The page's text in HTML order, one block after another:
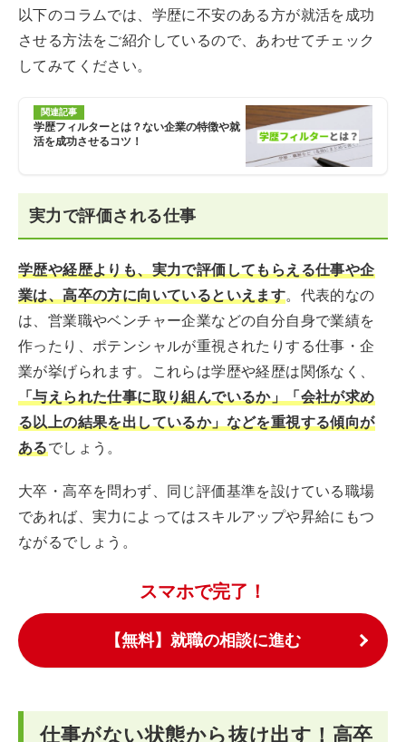
以下のコラムでは、学歴に不安のある方が就活を成功
させる方法をご紹介しているので、あわせてチェック
してみてください。
関連記事
学歴フィルターとは？ない企業の特徴や就
活を成功させるコツ！
実力で評価される仕事
学歴や経歴よりも、実力で評価してもらえる仕事や企
業は、高卒の方に向いているといえます。代表的なの
は、営業職やベンチャー企業などの自分自身で業績を
作ったり、ポテンシャルが重視されたりする仕事・企
業が挙げられます。これらは学歴や経歴は関係なく、
「与えられた仕事に取り組んでいるか」「会社が求め
る以上の結果を出しているか」などを重視する傾向が
あるでしょう。
大卒・高卒を問わず、同じ評価基準を設けている職場
であれば、実力によってはスキルアップや昇給にもつ
ながるでしょう。
スマホで完了！
【無料】就職の相談に進む
仕事がない状態から抜け出す！高卒